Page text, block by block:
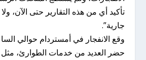
تأكيد أي من هذه التقارير حتى الآن،
جارية”.
حضر العديد من خدمات الطوارئ،